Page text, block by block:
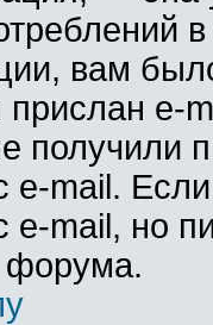
вам
e-
получили
e-mail.
e-mail, но
форума.